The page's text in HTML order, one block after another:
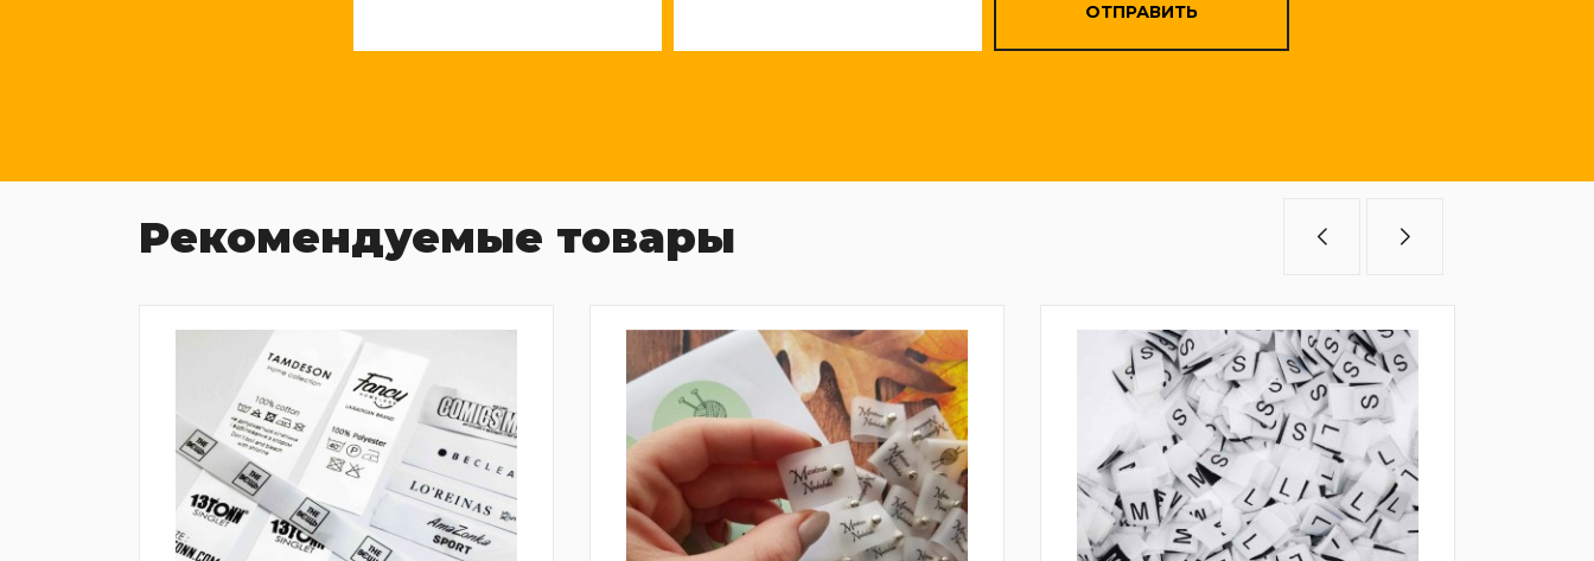
ОТПРАВИТЬ
Рекомендуемые товары